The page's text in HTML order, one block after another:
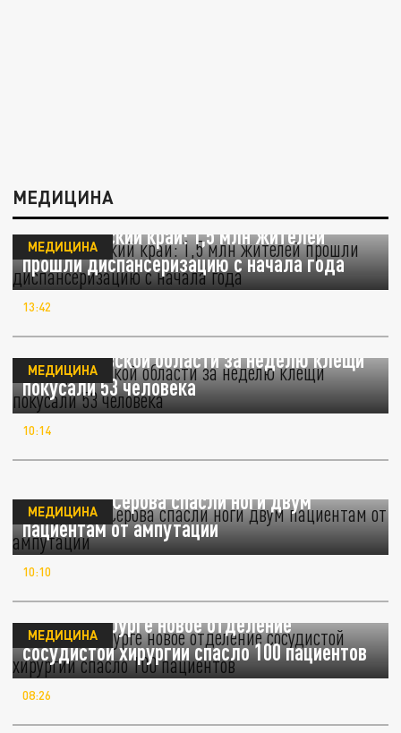
МЕДИЦИНА
Краснодарский край: 1,5 млн жителей
прошли диспансеризацию с начала года
МЕДИЦИНА
13:42
В Свердловской области за неделю клещи
покусали 53 человека
МЕДИЦИНА
10:14
Хирурги из Серова спасли ноги двум
пациентам от ампутации
МЕДИЦИНА
10:10
В Екатеринбурге новое отделение
сосудистой хирургии спасло 100 пациентов
МЕДИЦИНА
08:26